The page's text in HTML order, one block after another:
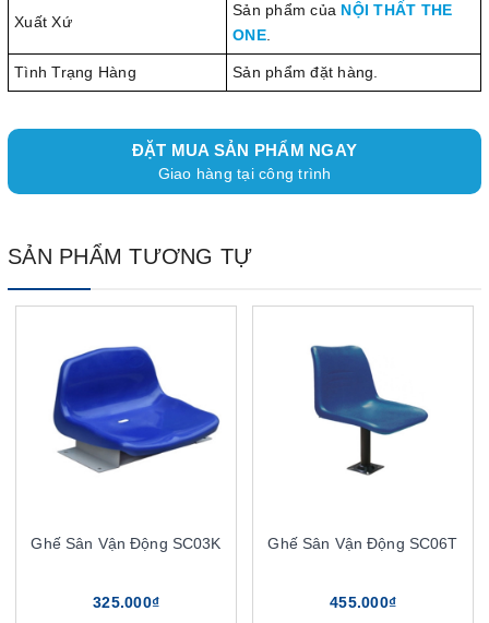
Xuất Xứ
Sản phẩm của NỘI THẤT THE
ONE.
Tình Trạng Hàng Sản phẩm đặt hàng.
ĐẶT MUA SẢN PHẨM NGAY
Giao hàng tại công trình
SẢN PHẨM TƯƠNG TỰ
Ghế Sân Vận Động SC03K
325.000₫
Ghế Sân Vận Động SC06T
455.000₫